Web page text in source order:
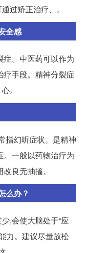
过矫正治疗、。
全感
症。中医药可以作为
疗手段。精神分裂症
。
指幻听症状。是精神
。一般以药物治疗为
良无抽搐。
么办？
,会使大脑处于“应
力。建议尽量放松